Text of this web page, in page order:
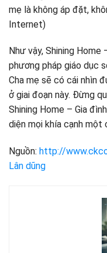
Như vậy, Shining
phương pháp giáo dục
Cha mẹ sẽ có cái nhìn
ở giai đoạn này. Đừng
Shining Home – Gia
diện mọi khía cạnh một
Nguồn: http://
Lân dũng